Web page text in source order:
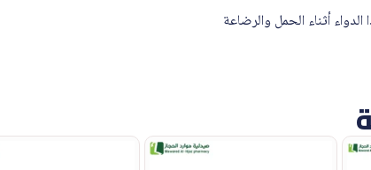
أثناء الحمل والرضاعة